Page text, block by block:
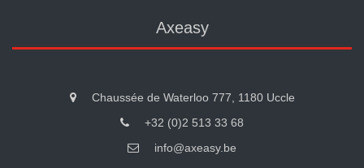
Axeasy
Chaussée de Waterloo 777, 1180 Uccle
+32 (0)2 513 33 68
info@axeasy.be